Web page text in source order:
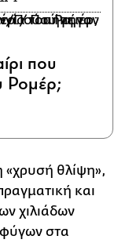
που
Ρομέρ;
«χρυσή θλίψη»,
και
χιλιάδων
στα